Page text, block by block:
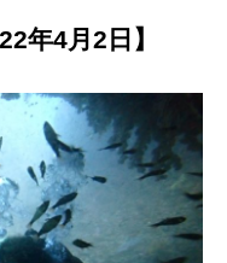
年4月2日】